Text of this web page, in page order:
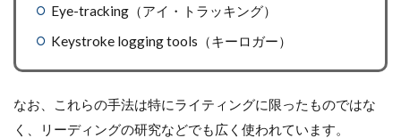
Eye-tracking（アイ・トラッキング）
Keystroke logging tools（キーロガー）
なお、これらの手法は特にライティングに限ったものではな
く、リーディングの研究などでも広く使われています。